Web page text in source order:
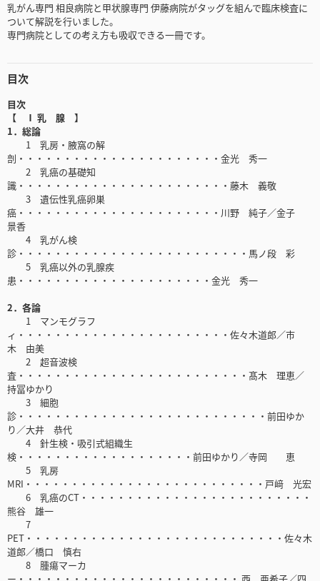
乳がん専門 相良病院と甲状腺専門 伊藤病院がタッグを組んで臨床検査に
ついて解説を行いました。
専門病院としての考え方も吸収できる一冊です。
目次
目次
【 Ⅰ 乳 腺 】
1．総論
1 乳房・腋窩の解
剖・・・・・・・・・・・・・・・・・・・・・・金光 秀一
2 乳癌の基礎知
識・・・・・・・・・・・・・・・・・・・・・・・藤木 義敬
3 遺伝性乳癌卵巣
癌・・・・・・・・・・・・・・・・・・・・・・川野 純子／金子
景香
4 乳がん検
診・・・・・・・・・・・・・・・・・・・・・・・・・馬ノ段 彩
5 乳癌以外の乳腺疾
患・・・・・・・・・・・・・・・・・・・・・金光 秀一
2．各論
1 マンモグラフ
ィ・・・・・・・・・・・・・・・・・・・・・・・佐々木道郎／市
木 由美
2 超音波検
査・・・・・・・・・・・・・・・・・・・・・・・・・髙木 理恵／
持冨ゆかり
3 細胞
診・・・・・・・・・・・・・・・・・・・・・・・・・・・前田ゆか
り／大井 恭代
4 針生検・吸引式組織生
検・・・・・・・・・・・・・・・・・・・前田ゆかり／寺岡 恵
5 乳房
MRI・・・・・・・・・・・・・・・・・・・・・・・・・・戸﨑 光宏
6 乳癌のCT・・・・・・・・・・・・・・・・・・・・・・・・・
熊谷 雄一
7
PET・・・・・・・・・・・・・・・・・・・・・・・・・・・・佐々木
道郎／橋口 慎右
8 腫瘍マーカ